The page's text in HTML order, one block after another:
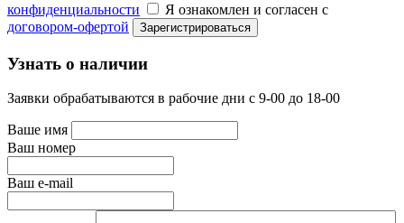
конфиденциальности
Я ознакомлен и согласен с
договором-офертой
Узнать о наличии
Заявки обрабатываются в рабочие дни с 9-00 до 18-00
Ваше имя
Ваш номер
Ваш e-mail